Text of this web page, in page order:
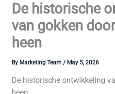
De historische
van gokken
heen
By Marketing Team / May 5, 2026
De historische ontwikkeling